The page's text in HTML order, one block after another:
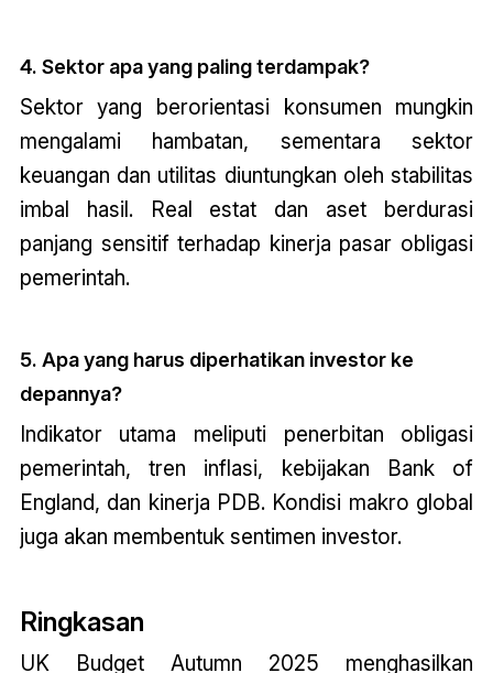
4. Sektor apa yang paling terdampak?
Sektor yang berorientasi konsumen mungkin
mengalami hambatan, sementara sektor
keuangan dan utilitas diuntungkan oleh stabilitas
imbal hasil. Real estat dan aset berdurasi
panjang sensitif terhadap kinerja pasar obligasi
pemerintah.
5. Apa yang harus diperhatikan investor ke
depannya?
Indikator utama meliputi penerbitan obligasi
pemerintah, tren inflasi, kebijakan Bank of
England, dan kinerja PDB. Kondisi makro global
juga akan membentuk sentimen investor.
Ringkasan
UK Budget Autumn 2025 menghasilkan